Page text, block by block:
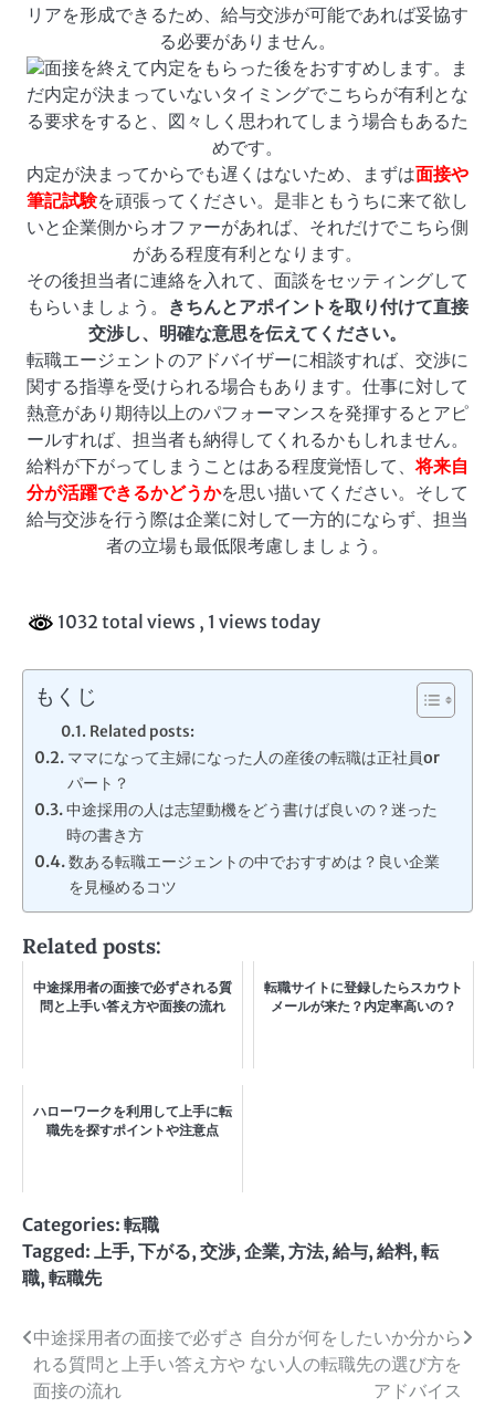
リアを形成できるため、給与交渉が可能であれば妥協す
る必要がありません。
面接を終えて内定をもらった後をおすすめします。ま
だ内定が決まっていないタイミングでこちらが有利とな
る要求をすると、図々しく思われてしまう場合もあるた
めです。
内定が決まってからでも遅くはないため、まずは面接や
筆記試験を頑張ってください。是非ともうちに来て欲し
いと企業側からオファーがあれば、それだけでこちら側
がある程度有利となります。
その後担当者に連絡を入れて、面談をセッティングして
もらいましょう。 きちんとアポイントを取り付けて直接
交渉し、明確な意思を伝えてください。
転職エージェントのアドバイザーに相談すれば、交渉に
関する指導を受けられる場合もあります。仕事に対して
熱意があり期待以上のパフォーマンスを発揮するとアピ
ールすれば、担当者も納得してくれるかもしれません。
給料が下がってしまうことはある程度覚悟して、将来自
分が活躍できるかどうかを思い描いてください。そして
給与交渉を行う際は企業に対して一方的にならず、担当
者の立場も最低限考慮しましょう。
1032 total views , 1 views today
もくじ
Related posts:
ママになって主婦になった人の産後の転職は正社員or
パート？
中途採用の人は志望動機をどう書けば良いの？迷った
時の書き方
数ある転職エージェントの中でおすすめは？良い企業
を見極めるコツ
Related posts:
中途採用者の面接で必ずされる質
問と上手い答え方や面接の流れ
転職サイトに登録したらスカウト
メールが来た？内定率高いの？
ハローワークを利用して上手に転
職先を探すポイントや注意点
Categories: 転職
Tagged: 上手, 下がる, 交渉, 企業, 方法, 給与, 給料, 転
職, 転職先
投
稿
中途採用者の面接で必ずさ
れる質問と上手い答え方や
面接の流れ
自分が何をしたいか分から
ない人の転職先の選び方を
アドバイス